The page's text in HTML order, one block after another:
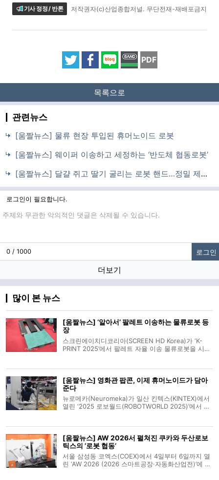
기사 정정 / 반론 저작권자(c)산업종합저널. 무단전재-재배포금지
PDF
목록으로
관련뉴스
[움짤뉴스] 물류 현장 투입된 휴머노이드 로봇
[움짤뉴스] 웨이퍼 이송하고 세정하는 ‘반도체 협동로봇’
[움짤뉴스] 달걀 쥐고 딸기 굴리는 로봇 핸드…정밀 제어 눈길
로그인이 필요합니다.
글입력
0 / 1000 로그인
더보기
많이 본 뉴스
[움짤뉴스] ‘알아서’ 팔레트 이송하는 물류로봇 등
장
스크린에이치디코리아(SCREEN HD Korea)가 ‘K-
PRINT 2025’에서 팔레트 자율 이송 물류로봇을 시연
디코리아는 이번 전시회에서 물류로봇과 팔레타
[움짤뉴스] 영화관 팝콘, 이제 휴머노이드가 담아
준다
뉴로메카(Neuromeka)가 일산 킨텍스(KINTEX)에서
열린 ‘2025 로보월드(ROBOTWORLD 2025)’에서 휴
계자는 “자체 기술로 개발한 서비스용
[움짤뉴스] AW 2026서 펼쳐진 쿠카와 두산로보
틱스의 ‘로봇 협동’
서울 삼성동 코엑스(COEX)에서 4일부터 6일까지 열
린 ‘AW 2026 (2026 스마트공장·자동화산업전)’에 쿠